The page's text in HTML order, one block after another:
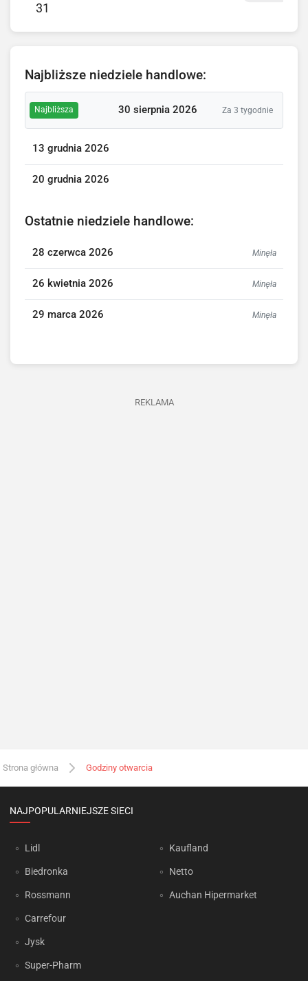
31
Najbliższe niedziele handlowe:
Najbliższa 30 sierpnia 2026 Za 3 tygodnie
13 grudnia 2026
20 grudnia 2026
Ostatnie niedziele handlowe:
28 czerwca 2026 Minęła
26 kwietnia 2026 Minęła
29 marca 2026 Minęła
REKLAMA
Strona główna Godziny otwarcia
NAJPOPULARNIEJSZE SIECI
Lidl
Biedronka
Rossmann
Carrefour
Jysk
Super-Pharm
Kaufland
Netto
Auchan Hipermarket